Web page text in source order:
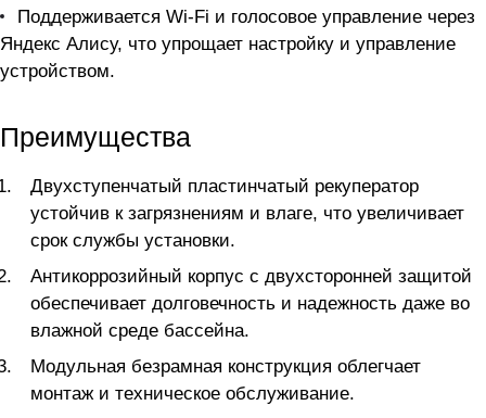
Поддерживается Wi-Fi и голосовое управление через
Яндекс Алису, что упрощает настройку и управление
устройством.
Преимущества
Двухступенчатый пластинчатый рекуператор
устойчив к загрязнениям и влаге, что увеличивает
срок службы установки.
Антикоррозийный корпус с двухсторонней защитой
обеспечивает долговечность и надежность даже во
влажной среде бассейна.
Модульная безрамная конструкция облегчает
монтаж и техническое обслуживание.